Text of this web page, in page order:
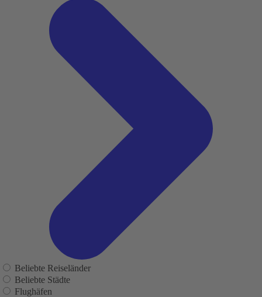
Beliebte Reiseländer
Beliebte Städte
Flughäfen